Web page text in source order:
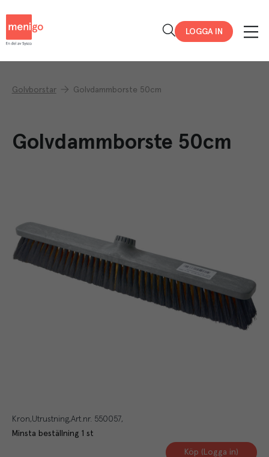
LOGGA IN
Golvborstar Golvdammborste 50cm
Golvdammborste 50cm
Kron Utrustning Art.nr. 550057
Minsta beställning 1 st
Köp (Logga in)